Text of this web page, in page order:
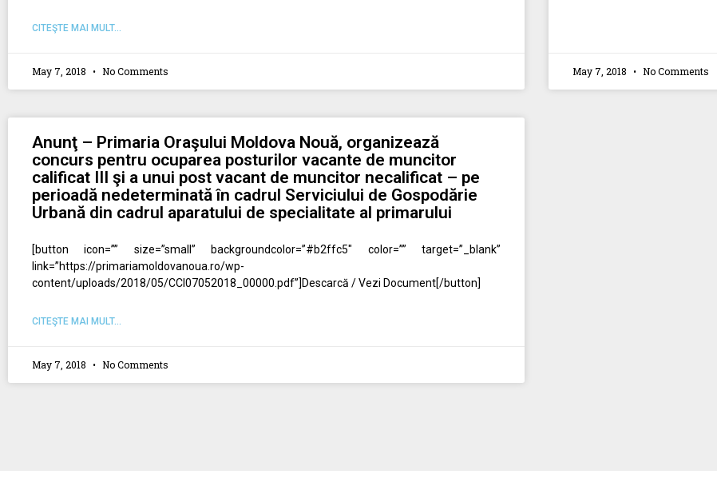
CITEŞTE MAI MULT...
May 7, 2018 No Comments May 7, 2018 No Comments
Anunţ – Primaria Oraşului Moldova Nouă, organizează
concurs pentru ocuparea posturilor vacante de muncitor
calificat III şi a unui post vacant de muncitor necalificat – pe
perioadă nedeterminată în cadrul Serviciului de Gospodărie
Urbană din cadrul aparatului de specialitate al primarului
[button icon=”” size=”small” backgroundcolor=”#b2ffc5″ color=”” target=”_blank”
link=”https://primariamoldovanoua.ro/wp-
content/uploads/2018/05/CCI07052018_00000.pdf”]Descarcă / Vezi Document[/button]
CITEŞTE MAI MULT...
May 7, 2018 No Comments